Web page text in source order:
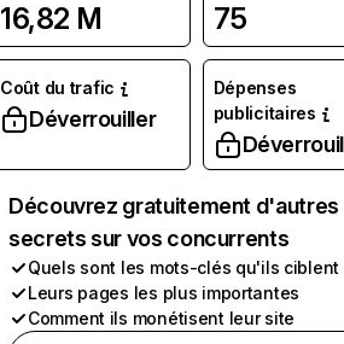
16,82 M 75
Coût du trafic
Déverrouiller
Dépenses
publicitaires
Découvrez gratuitement d'autres
secrets sur vos concurrents
Quels sont les mots-clés qu'ils ciblent
Leurs pages les plus importantes
Comment ils monétisent leur site